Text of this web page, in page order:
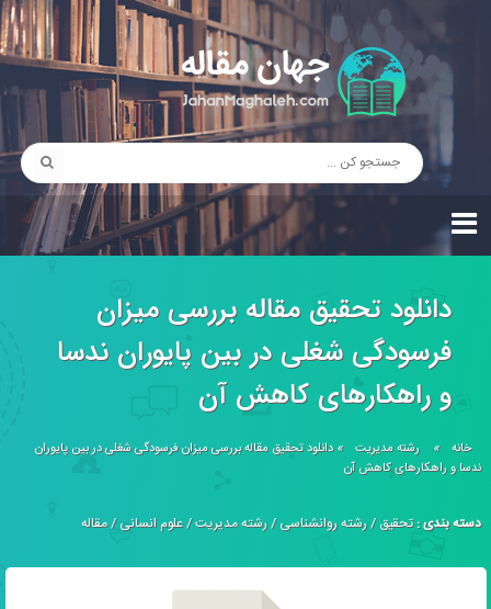
دانلود تحقیق مقاله بررسی میزان
فرسودگی شغلی در بین پایوران ندسا
و راهکارهای کاهش آن
خانه » رشته مدیریت »دانلود تحقیق مقاله بررسی میزان فرسودگی شغلی در بین پایوران
ندسا و راهکارهای کاهش آن
دسته بندی :تحقیق/رشته روانشناسی/رشته مدیریت/علوم انسانی/مقاله